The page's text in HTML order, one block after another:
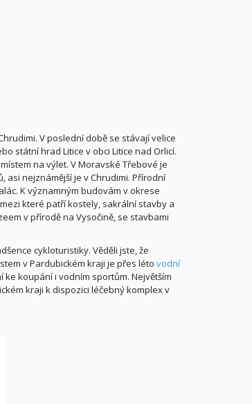
V poslední době se stávají velice
státní hrad Litice v obci Litice nad Orlicí.
na výlet. V Moravské Třebové je
asi nejznámější je v Chrudimi. Přírodní
K významným budovám v okrese
které patří kostely, sakrální stavby a
v přírodě na Vysočině, se stavbami
cykloturistiky. Věděli jste, že
v Pardubickém kraji je přes léto vodní
koupání i vodním sportům. Největším
kraji k dispozici léčebný komplex v